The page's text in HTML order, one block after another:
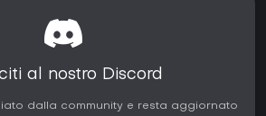
al nostro Discord
dalla community e resta aggiornato